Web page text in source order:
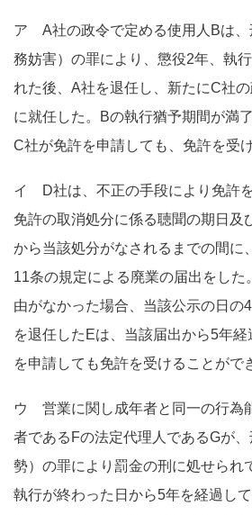
ア A社の政令で定める使用人Bは、
務妨害）の罪により、懲役2年、執
れた後、A社を退任し、新たにC社
に就任した。Bの執行猶予期間が満
C社が免許を申請しても、免許を受
イ D社は、不正の手段により免許
免許の取消処分に係る聴聞の期日及
から当該処分がなされるまでの間に
11条の規定による廃業の届出をした
由がなかった場合、当該公示の日の
を退任したEは、当該届出から5年
を申請しても免許を受けることがで
ウ 営業に関し成年者と同一の行為
者であるFの法定代理人であるGが
勢）の罪により罰金の刑に処せられ
執行が終わった日から5年を経過し